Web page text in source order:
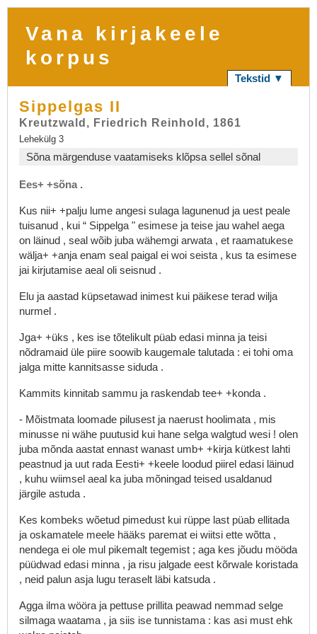
Vana kirjakeele
korpus
Tekstid ▼
Sippelgas II
Kreutzwald, Friedrich Reinhold, 1861
Lehekülg 3
Sõna märgenduse vaatamiseks klõpsa sellel sõnal
Ees+ +sõna .
Kus nii+ +palju lume angesi sulaga lagunenud ja uest peale
tuisanud , kui “ Sippelga " esimese ja teise jau wahel aega
on läinud , seal wõib juba wähemgi arwata , et raamatukese
wälja+ +anja enam seal paigal ei woi seista , kus ta esimese
jai kirjutamise aeal oli seisnud .
Elu ja aastad küpsetawad inimest kui päikese terad wilja
nurmel .
Jga+ +üks , kes ise tõtelikult püab edasi minna ja teisi
nõdramaid üle piire soowib kaugemale talutada : ei tohi oma
jalga mitte kannitsasse siduda .
Kammits kinnitab sammu ja raskendab tee+ +konda .
- Mõistmata loomade pilusest ja naerust hoolimata , mis
minusse ni wähe puutusid kui hane selga walgtud wesi ! olen
juba mõnda aastat ennast wanast umb+ +kirja kütkest lahti
peastnud ja uut rada Eesti+ +keele loodud piirel edasi läinud
, kuhu wiimsel aeal ka juba mõningad teised usaldanud
järgile astuda .
Kes kombeks wõetud pimedust kui rüppe last püab ellitada
ja oskamatele meele hääks paremat ei wiitsi ette wõtta ,
nendega ei ole mul pikemalt tegemist ; aga kes jõudu mööda
püüdwad edasi minna , ja risu jalgade eest kõrwale koristada
, neid palun asja lugu teraselt läbi katsuda .
Agga ilma wööra ja pettuse prillita peawad nemmad selge
silmaga waatama , ja siis ise tunnistama : kas asi must ehk